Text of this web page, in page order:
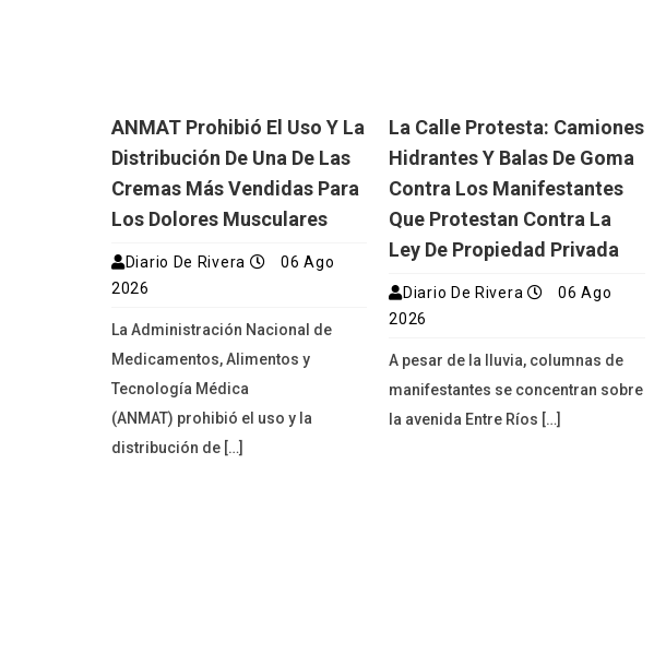
ANMAT Prohibió El Uso Y La
Distribución De Una De Las
Cremas Más Vendidas Para
Los Dolores Musculares
Diario De Rivera
06 Ago
2026
La Administración Nacional de
Medicamentos, Alimentos y
Tecnología Médica
(ANMAT) prohibió el uso y la
distribución de […]
La Calle Protesta: Camiones
Hidrantes Y Balas De Goma
Contra Los Manifestantes
Que Protestan Contra La
Ley De Propiedad Privada
Diario De Rivera
06 Ago
2026
A pesar de la lluvia, columnas de
manifestantes se concentran sobre
la avenida Entre Ríos […]